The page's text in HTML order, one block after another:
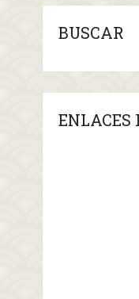
BUSCAR
ENLACES